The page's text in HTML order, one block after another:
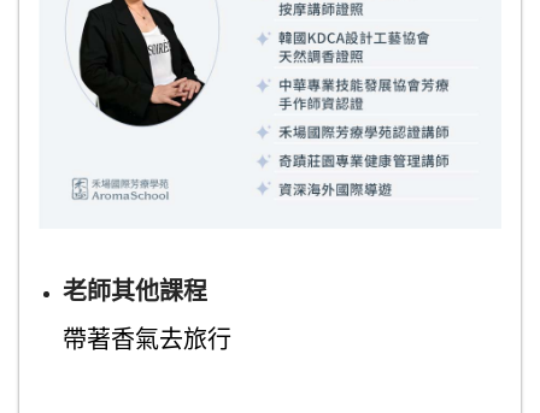
老師其他課程
帶著香氣去旅行